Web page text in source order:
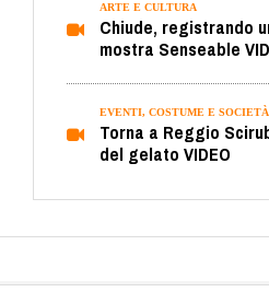
ARTE E CULTURA
Chiude, registrando
mostra Senseable
EVENTI, COSTUME E SOCIETÀ
Torna a Reggio
del gelato VIDEO